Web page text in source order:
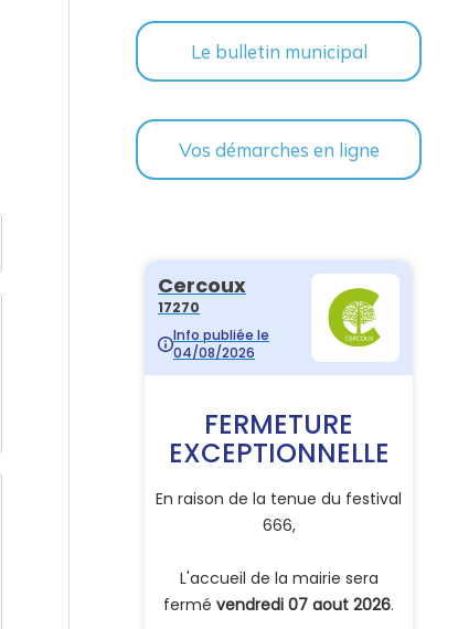
Le bulletin municipal
Vos démarches en ligne